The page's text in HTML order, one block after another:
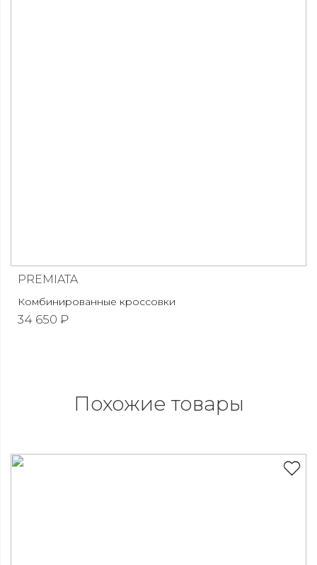
PREMIATA
Комбинированные кроссовки
34 650 ₽
Похожие товары